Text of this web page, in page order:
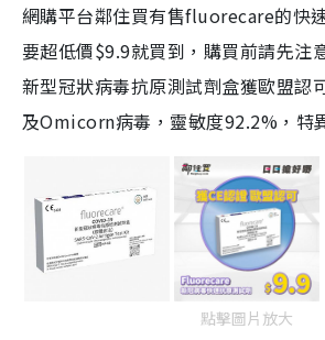
網購平台鄰住買有售fluorecare的快
要超低價$9.9就買到，購買前請先注
新型冠狀病毒抗原測試劑盒獲歐盟認
及Omicorn病毒，靈敏度92.2%，特
點擊圖片放大